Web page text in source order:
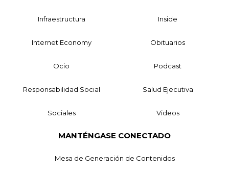
Infraestructura Inside
Internet Economy Obituarios
Ocio Podcast
Responsabilidad Social Salud Ejecutiva
Sociales Videos
MANTÉNGASE CONECTADO
Mesa de Generación de Contenidos